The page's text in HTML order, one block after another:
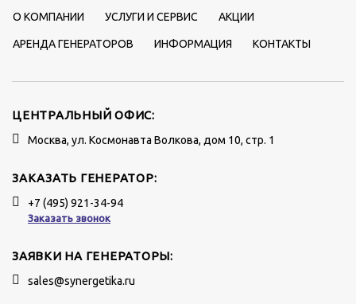
О КОМПАНИИ УСЛУГИ И СЕРВИС АКЦИИ
АРЕНДА ГЕНЕРАТОРОВ ИНФОРМАЦИЯ КОНТАКТЫ
ЦЕНТРАЛЬНЫЙ ОФИС:
Москва, ул. Космонавта Волкова, дом 10, стр. 1
ЗАКАЗАТЬ ГЕНЕРАТОР:
+7 (495) 921-34-94
Заказать звонок
ЗАЯВКИ НА ГЕНЕРАТОРЫ:
sales@synergetika.ru